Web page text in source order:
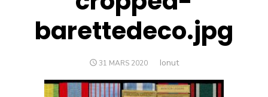
barettedeco.jpg
POSTED
31 MARS 2020 Author
Ionut